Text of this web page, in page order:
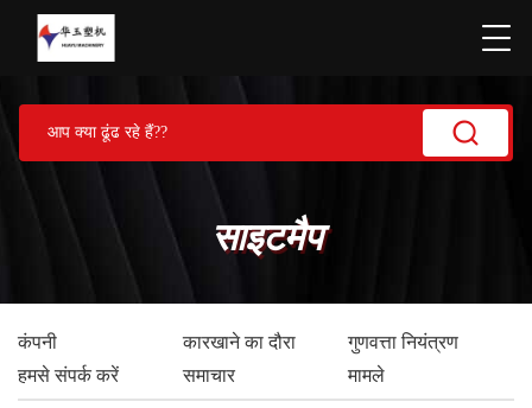
साइटमैप
कंपनी कारखाने का दौरा
गुणवत्ता नियंत्रण
हमसे संपर्क करें
समाचार मामले